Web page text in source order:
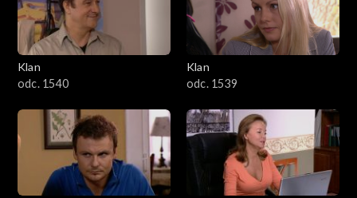
Klan
odc. 1540
Klan
odc. 1539